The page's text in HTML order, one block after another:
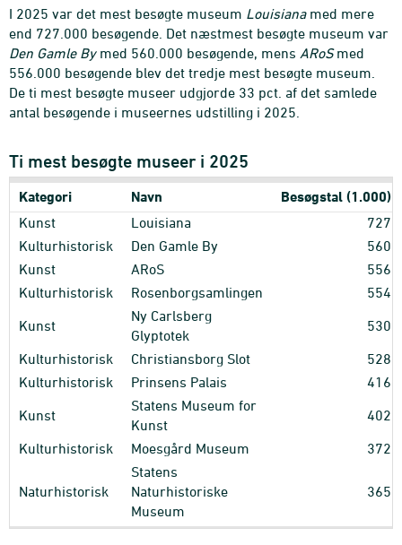
I 2025 var det mest besøgte museum Louisianamed mere
end 727.000 besøgende. Det næstmest besøgte museum var
Den Gamle Bymed 560.000 besøgende, mens ARoSmed
556.000 besøgende blev det tredje mest besøgte museum.
De ti mest besøgte museer udgjorde 33 pct. af det samlede
antal besøgende i museernes udstilling i 2025.
Ti mest besøgte museer i 2025
Kategori Navn Besøgstal (1.000)
Kunst Louisiana
727
Kulturhistorisk
Den Gamle By
560
Kunst
ARoS
556
Kulturhistorisk
Rosenborgsamlingen 554
Kunst
Ny Carlsberg
Glyptotek
530
Kulturhistorisk Christiansborg Slot
528
Kulturhistorisk
Prinsens Palais 416
Kunst
Statens Museum for
Kunst
402
Kulturhistorisk Moesgård Museum 372
Naturhistorisk
Statens
Naturhistoriske
Museum
365